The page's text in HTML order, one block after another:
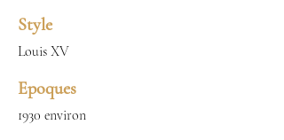
Style
Louis XV
Epoques
1930 environ